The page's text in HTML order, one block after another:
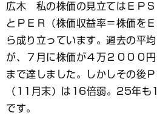
広木 私の株価の見立てはＥＰＳ
とＰＥＲ（株価収益率＝株価を
ら成り立っています。過去の平
が、７月に株価が４万２０００
まで達しました。しかしその後
（11月末）は16倍弱。25年も
です。